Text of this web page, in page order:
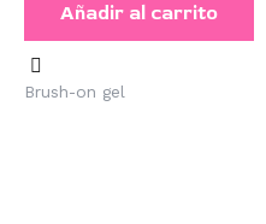
Añadir al carrito
Brush-on gel